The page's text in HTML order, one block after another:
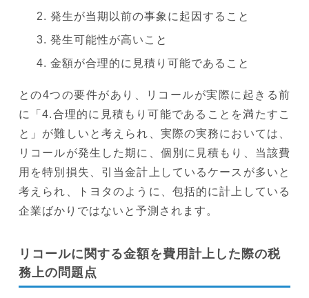
発生が当期以前の事象に起因すること
発生可能性が高いこと
金額が合理的に見積り可能であること
との4つの要件があり、リコールが実際に起きる前
に「4.合理的に見積もり可能であることを満たすこ
と」が難しいと考えられ、実際の実務においては、
リコールが発生した期に、個別に見積もり、当該費
用を特別損失、引当金計上しているケースが多いと
考えられ、トヨタのように、包括的に計上している
企業ばかりではないと予測されます。
リコールに関する金額を費用計上した際の税
務上の問題点